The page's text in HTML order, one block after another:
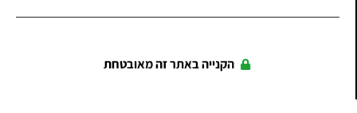
הקנייה באתר זה מאובטחת